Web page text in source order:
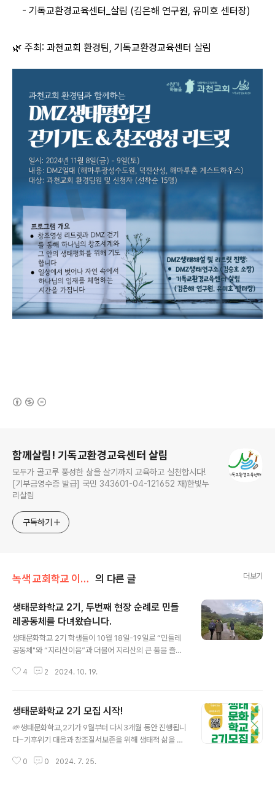
- 기독교환경교육센터_살림 (김은해 연구원, 유미호 센터장)
🌿 주최: 과천교회 환경팀, 기독교환경교육센터 살림
함께살림! 기독교환경교육센터 살림
모두가 골고루 풍성한 삶을 살기까지 교육하고 실천합시다!
[기부금영수증 발급] 국민 343601-04-121652 재)한빛누
리살림
구독하기
녹색 교회학교 이야기/찾아가는 살림스쿨 의 다른 글 더보기
생태문화학교 2기, 두번째 현장 순례로 민들
레공동체를 다녀왔습니다.
생태문화학교 2기 학생들이 10월 18일-19일로 “민들레
공동체"와 “지리산이음”과 더불어 지리산의 큰 품을 즐겼
에 온 듯한 느낌을 받았다. 두번째 방문이지만, 도시의 번잡
러보며, 이곳의 생활 방식에 깊은 인상을 받았다. 대안학교
에서 학생들이 농사와 모종 키우기를 배우는 모습은 특히
인상적이었다. 비록 공동체 식구들을 많이 볼 수는 없었지
터에서는 지속 가능한 삶을 위한 다양한 실험들이 이루어
4 2 2024. 10. 19.
생태문화학교 2기 모집 시작!
🌱생태문화학교,2기가 9월부터 다시3개월 동안 진행됩니
다~기후위기 대응과 창조질서보존을 위해 생태적 삶을 실
민을 육성하는~생태문화학교 2기에 많은 관심 부탁드립니
0 0 2024. 7. 25.